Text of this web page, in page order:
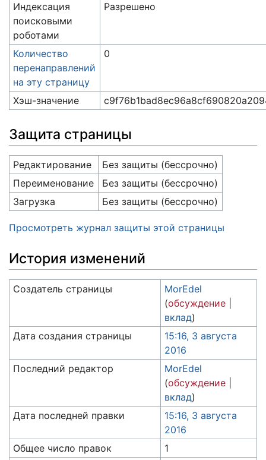
Индексация
поисковыми
роботами
Разрешено
Количество
перенаправлений
на эту страницу
0
Хэш-значение
Защита страницы
Редактирование
Без защиты (бессрочно)
Переименование
Без защиты (бессрочно)
Загрузка
Без защиты (бессрочно)
Просмотреть журнал защиты этой страницы
История изменений
Создатель страницы
MorEdel
(обсуждение
вклад)
Дата создания страницы
15:16, 3 августа
2016
Последний редактор
MorEdel
(обсуждение
вклад)
Дата последней правки
15:16, 3 августа
2016
Общее число правок
1